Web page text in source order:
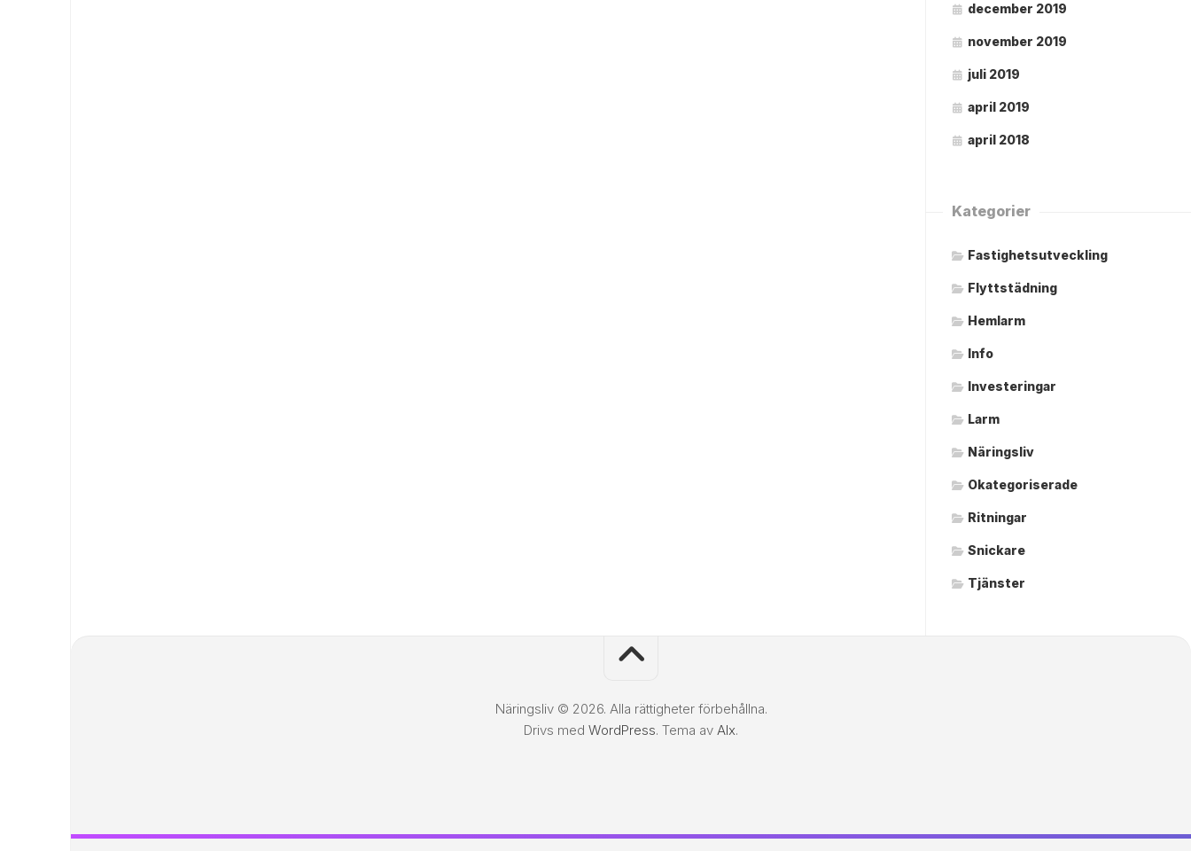
december 2019
november 2019
juli 2019
april 2019
april 2018
Kategorier
Fastighetsutveckling
Flyttstädning
Hemlarm
Info
Investeringar
Larm
Näringsliv
Okategoriserade
Ritningar
Snickare
Tjänster
Näringsliv © 2026. Alla rättigheter förbehållna.
Drivs med WordPress. Tema av Alx.